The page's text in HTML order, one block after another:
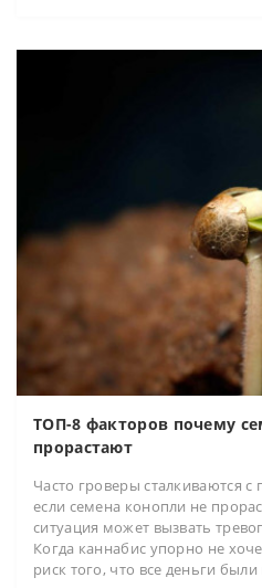
ТОП-8 факторов почему
прорастают
Часто гроверы сталкиваются
если семена конопли не
ситуация может вызвать
Когда каннабис упорно не
риск того, что все деньги